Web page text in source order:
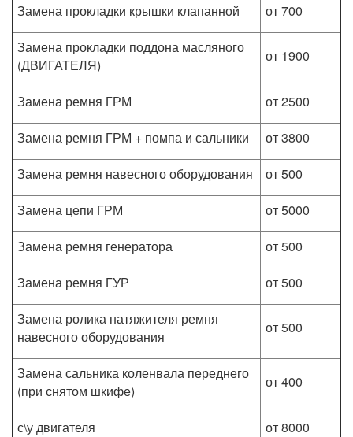
Замена прокладки крышки клапанной
от 700
Замена прокладки поддона масляного
(ДВИГАТЕЛЯ)
от 1900
Замена ремня ГРМ
от 2500
Замена ремня ГРМ + помпа и сальники
от 3800
Замена ремня навесного оборудования
от 500
Замена цепи ГРМ
от 5000
Замена ремня генератора
от 500
Замена ремня ГУР
от 500
Замена ролика натяжителя ремня
навесного оборудования
от 500
Замена сальника коленвала переднего
(при снятом шкифе)
от 400
с\у двигателя
от 8000